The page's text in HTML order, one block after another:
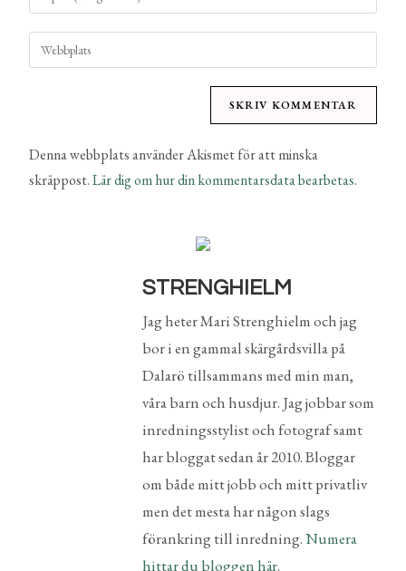
Denna webbplats använder Akismet för att minska
skräppost.Lär dig om hur din kommentarsdata bearbetas.
STRENGHIELM
Jag heter Mari Strenghielm och jag
bor i en gammal skärgårdsvilla på
Dalarö tillsammans med min man,
våra barn och husdjur. Jag jobbar som
inredningsstylist och fotograf samt
har bloggat sedan år 2010. Bloggar
om både mitt jobb och mitt privatliv
men det mesta har någon slags
förankring till inredning.Numera
hittar du bloggen här.